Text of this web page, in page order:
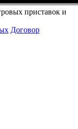
приставок и
Договор